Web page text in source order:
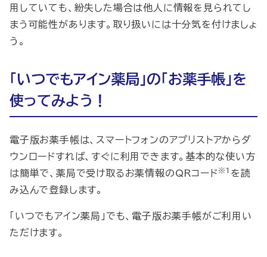
用していても、紛失した場合は他人に情報を見られてし
まう可能性があります。取り扱いには十分気を付けましょ
う。
「いつでもアイン薬局」の「お薬手帳」を
使ってみよう！
電子版お薬手帳は、スマートフォンのアプリストアからダ
ウンロードすれば、すぐに利用できます。基本的な使い方
は簡単で、薬局で受け取るお薬情報のQRコード ※1 を読
み込んで登録します。
「いつでもアイン薬局」でも、電子版お薬手帳がご利用い
ただけます。